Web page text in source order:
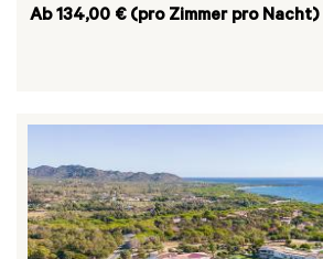
Ab 134,00 € (pro Zimmer pro Nacht)